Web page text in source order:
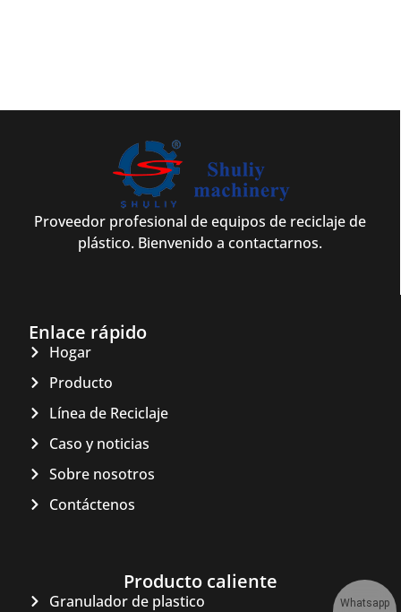
Proveedor profesional de equipos de reciclaje de
plástico. Bienvenido a contactarnos.
Enlace rápido
Hogar
Producto
Línea de Reciclaje
Caso y noticias
Sobre nosotros
Contáctenos
Producto caliente
Granulador de plastico Whatsapp